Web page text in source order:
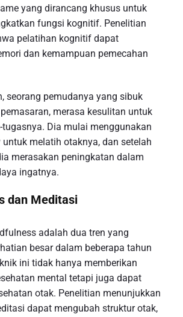
yang dirancang khusus untuk
fungsi kognitif. Penelitian
pelatihan kognitif dapat
dan kemampuan pemecahan
seorang pemudanya yang sibuk
merasa kesulitan untuk
Dia mulai menggunakan
melatih otaknya, dan setelah
merasakan peningkatan dalam
ingatnya.
dan Meditasi
adalah dua tren yang
besar dalam beberapa tahun
ini tidak hanya memberikan
mental tetapi juga dapat
otak. Penelitian menunjukkan
dapat mengubah struktur otak,